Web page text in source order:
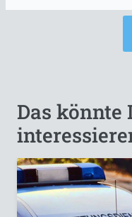
Das könnte